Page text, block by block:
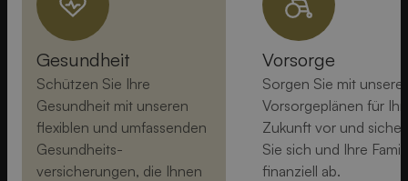
Gesundheit
Schützen Sie Ihre
Gesundheit mit unseren
flexiblen und umfassenden
Gesundheits­
versicherungen, die Ihnen
Vorsorge
Sorgen Sie mit
Vorsorgeplänen für
Zukunft vor und
Sie sich und Ihre
finanziell ab.